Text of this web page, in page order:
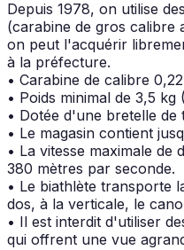
Depuis 1978, on utilise
(carabine de gros calibre
on peut l'acquérir
à la préfecture.
• Carabine de calibre 0,22
• Poids minimal de 3,5 kg
• Dotée d'une bretelle de
• Le magasin contient
• La vitesse maximale de
380 mètres par seconde.
• Le biathlète transporte
dos, à la verticale, le
• Il est interdit d'utiliser
qui offrent une vue